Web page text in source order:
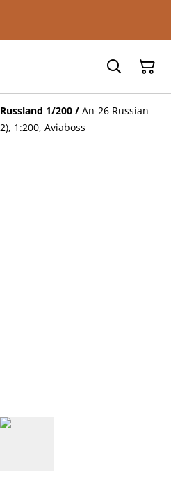
1/200 / An-26 Russian
1:200, Aviaboss